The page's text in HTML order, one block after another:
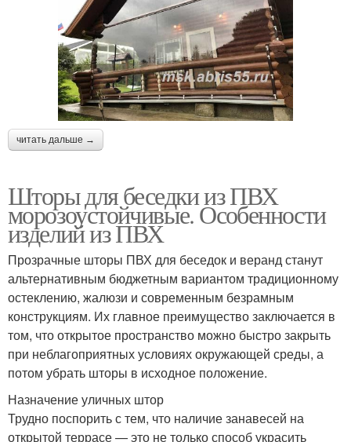
читать дальше →
Шторы для беседки из ПВХ
морозоустойчивые. Особенности
изделий из ПВХ
Прозрачные шторы ПВХ для беседок и веранд станут
альтернативным бюджетным вариантом традиционному
остеклению, жалюзи и современным безрамным
конструкциям. Их главное преимущество заключается в
том, что открытое пространство можно быстро закрыть
при неблагоприятных условиях окружающей среды, а
потом убрать шторы в исходное положение.
Назначение уличных штор
Трудно поспорить с тем, что наличие занавесей на
открытой террасе — это не только способ украсить